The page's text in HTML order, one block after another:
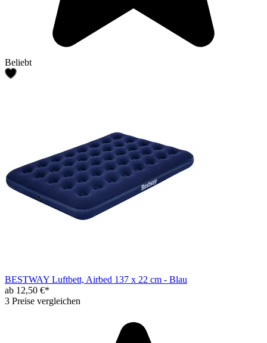
Beliebt
BESTWAY Luftbett, Airbed 137 x 22 cm - Blau
ab 12,50 €*
3 Preise vergleichen